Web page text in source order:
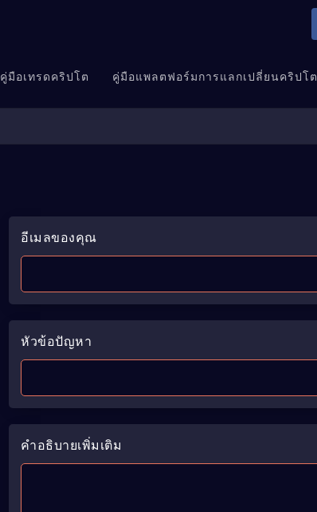
คู่มือเทรดคริปโต คู่มือแพลตฟอร์มการแลกเปลี่ยนคริปโต
อีเมลของคุณ
หัวข้อปัญหา
คำอธิบายเพิ่มเติม